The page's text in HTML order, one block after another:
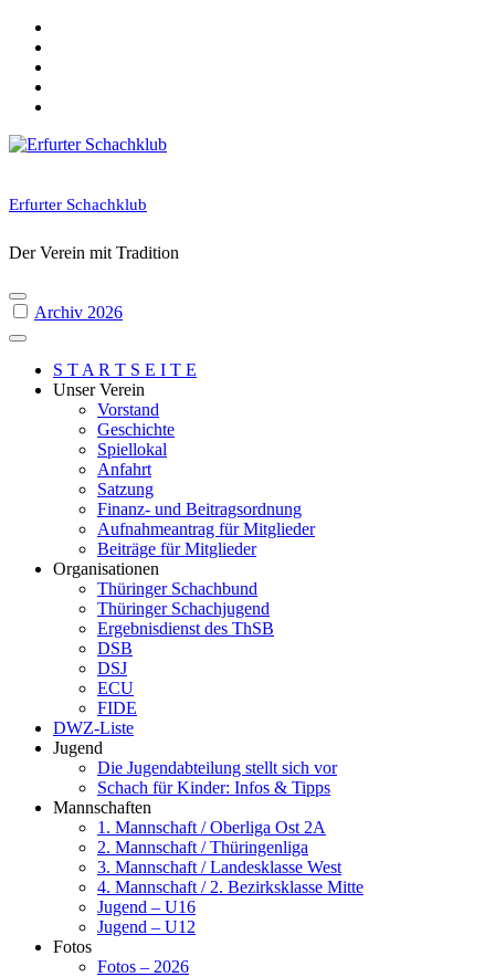
Skip
content
Erfurter Schachklub
Der Verein mit Tradition
Archiv 2026
S T A R T S E I T E
Unser Verein
Vorstand
Geschichte
Spiellokal
Anfahrt
Satzung
Finanz- und Beitragsordnung
Aufnahmeantrag für Mitglieder
Beiträge für Mitglieder
Organisationen
Thüringer Schachbund
Thüringer Schachjugend
Ergebnisdienst des ThSB
DSB
DSJ
ECU
FIDE
DWZ-Liste
Jugend
Die Jugendabteilung stellt sich vor
Schach für Kinder: Infos & Tipps
Mannschaften
1. Mannschaft / Oberliga Ost 2A
2. Mannschaft / Thüringenliga
3. Mannschaft / Landesklasse West
4. Mannschaft / 2. Bezirksklasse Mitte
Jugend – U16
Jugend – U12
Fotos
Fotos – 2026